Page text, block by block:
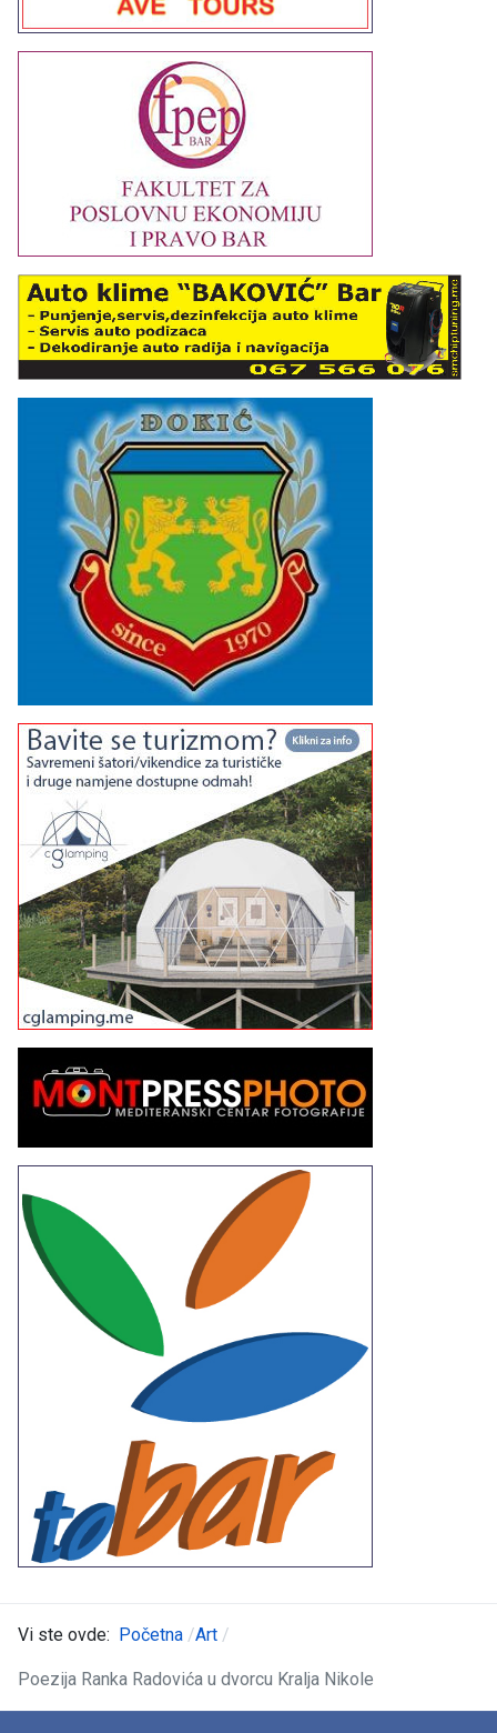
Vi ste ovde: Početna Art
Poezija Ranka Radovića u dvorcu Kralja Nikole